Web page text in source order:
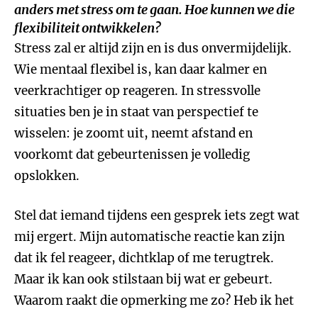
anders met stress om te gaan. Hoe kunnen we die
flexibiliteit ontwikkelen?
Stress zal er altijd zijn en is dus onvermijdelijk.
Wie mentaal flexibel is, kan daar kalmer en
veerkrachtiger op reageren. In stressvolle
situaties ben je in staat van perspectief te
wisselen: je zoomt uit, neemt afstand en
voorkomt dat gebeurtenissen je volledig
opslokken.
Stel dat iemand tijdens een gesprek iets zegt wat
mij ergert. Mijn automatische reactie kan zijn
dat ik fel reageer, dichtklap of me terugtrek.
Maar ik kan ook stilstaan bij wat er gebeurt.
Waarom raakt die opmerking me zo? Heb ik het